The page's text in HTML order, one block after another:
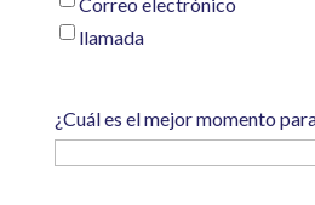
llamada
¿Cuál es el mejor momento